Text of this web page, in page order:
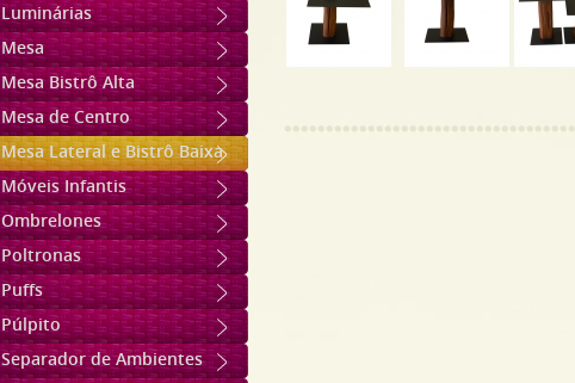
Luminárias
Mesa
Mesa Bistrô Alta
Mesa de Centro
Mesa Lateral e Bistrô Baixa
Móveis Infantis
Ombrelones
Poltronas
Puffs
Púlpito
Separador de Ambientes